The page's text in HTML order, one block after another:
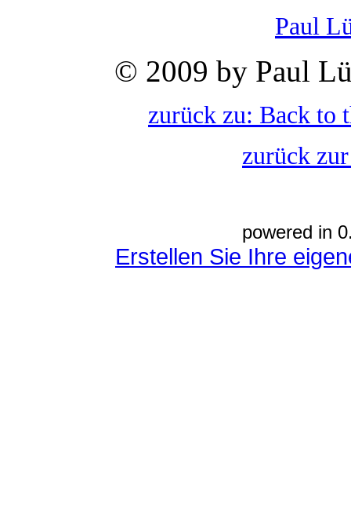
Paul
© 2009 by Paul
zurück zu: Back to
zurück
powered in
Erstellen Sie Ihre